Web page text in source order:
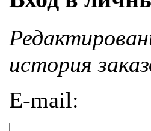
история
E-mail: